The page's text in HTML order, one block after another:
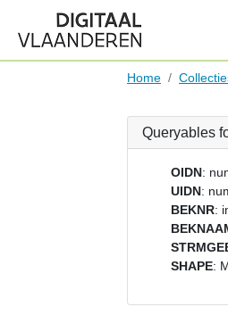
Home
Queryables
OIDN:
UIDN:
BEKNR:
SHAPE: